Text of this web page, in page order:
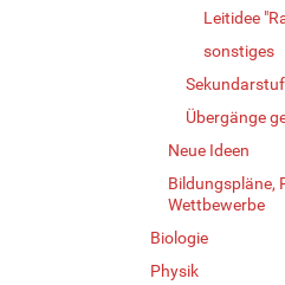
Leitidee
sonstiges
Übergänge
Neue Ideen
Bildungspläne,
Wettbewerbe
Biologie
Physik